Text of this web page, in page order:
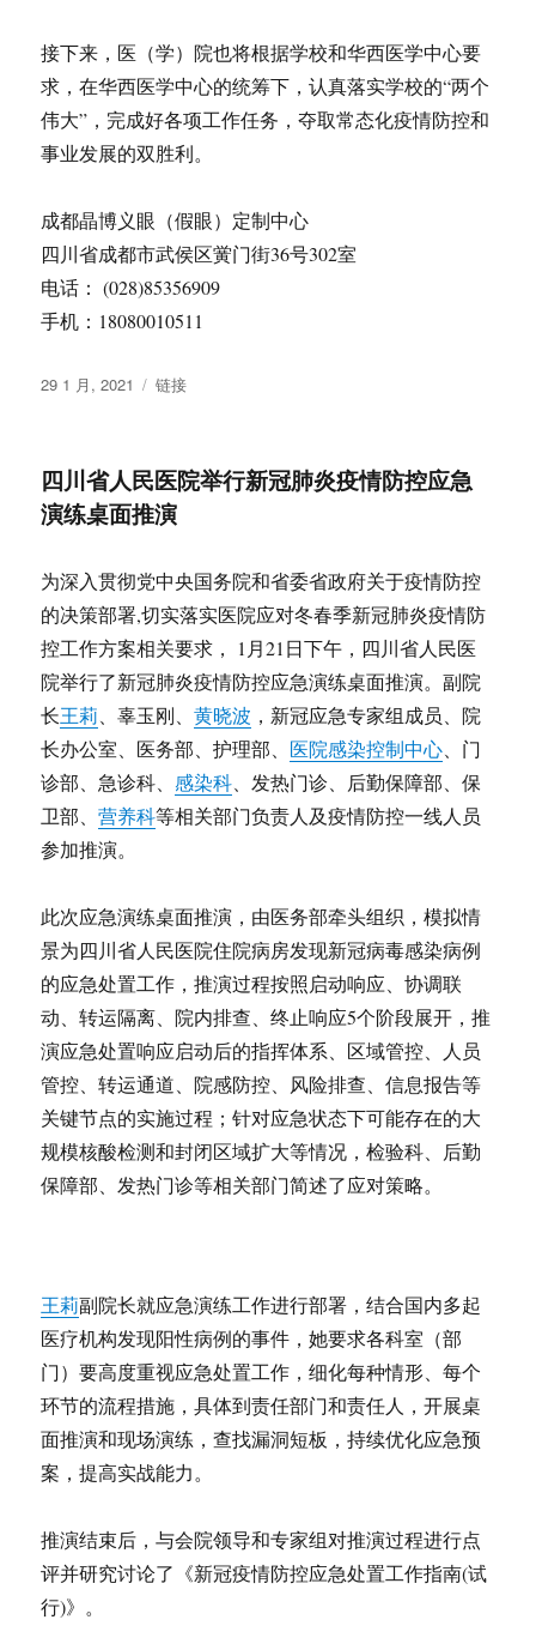
接下来，医（学）院也将根据学校和华西医学中心要
求，在华西医学中心的统筹下，认真落实学校的“两个
伟大”，完成好各项工作任务，夺取常态化疫情防控和
事业发展的双胜利。
成都晶博义眼（假眼）定制中心
四川省成都市武侯区黉门街36号302室
电话： (028)85356909
手机：18080010511
发
29 1 月, 2021
格
链接
四川省人民医院举行新冠肺炎疫情防控应急
演练桌面推演
为深入贯彻党中央国务院和省委省政府关于疫情防控
的决策部署,切实落实医院应对冬春季新冠肺炎疫情防
控工作方案相关要求， 1月21日下午，四川省人民医
院举行了新冠肺炎疫情防控应急演练桌面推演。副院
长王莉、辜玉刚、黄晓波 ，新冠应急专家组成员、院
长办公室、医务部、护理部、 医院感染控制中心、门
诊部、急诊科、感染科、发热门诊、后勤保障部、保
卫部、营养科等相关部门负责人及疫情防控一线人员
参加推演。
此次应急演练桌面推演，由医务部牵头组织，模拟情
景为四川省人民医院住院病房发现新冠病毒感染病例
的应急处置工作，推演过程按照启动响应、协调联
动、转运隔离、院内排查、终止响应5个阶段展开，推
演应急处置响应启动后的指挥体系、区域管控、人员
管控、转运通道、院感防控、风险排查、信息报告等
关键节点的实施过程；针对应急状态下可能存在的大
规模核酸检测和封闭区域扩大等情况，检验科、后勤
保障部、发热门诊等相关部门简述了应对策略。
王莉副院长就应急演练工作进行部署，结合国内多起
医疗机构发现阳性病例的事件，她要求各科室（部
门）要高度重视应急处置工作，细化每种情形、每个
环节的流程措施，具体到责任部门和责任人，开展桌
面推演和现场演练，查找漏洞短板，持续优化应急预
案，提高实战能力。
推演结束后，与会院领导和专家组对推演过程进行点
评并研究讨论了《新冠疫情防控应急处置工作指南(试
行)》。